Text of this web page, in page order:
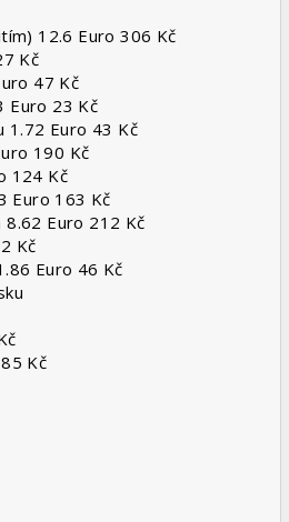
12.6 Euro 306 Kč
Kč
47 Kč
Euro 23 Kč
1.72 Euro 43 Kč
190 Kč
124 Kč
Euro 163 Kč
8.62 Euro 212 Kč
Kč
Euro 46 Kč
Kč